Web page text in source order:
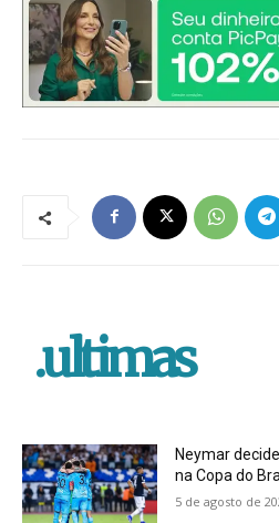
.ultimas
Neymar
na Copa do
5 de agosto de